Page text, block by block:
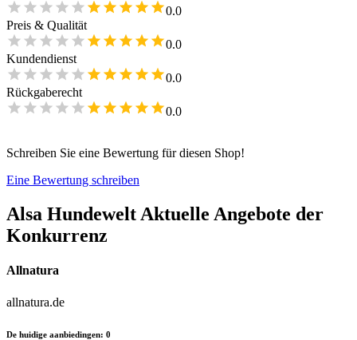
0.0
Preis & Qualität
0.0
Kundendienst
0.0
Rückgaberecht
0.0
Schreiben Sie eine Bewertung für diesen Shop!
Eine Bewertung schreiben
Alsa Hundewelt Aktuelle Angebote der
Konkurrenz
Allnatura
allnatura.de
De huidige aanbiedingen: 0